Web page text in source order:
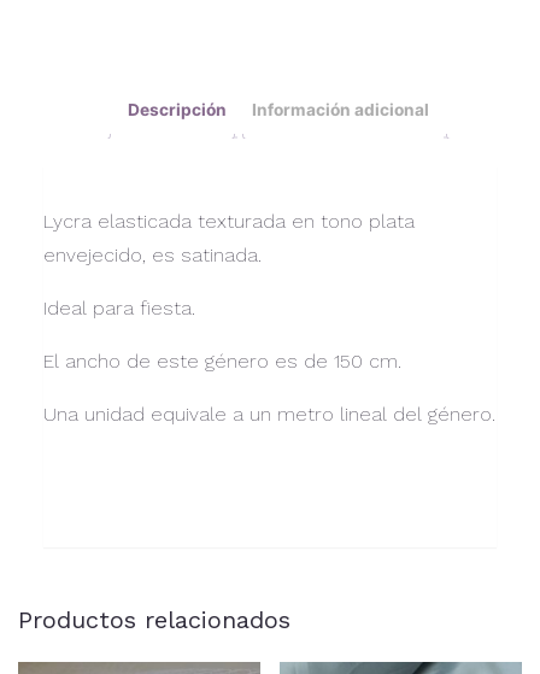
Descripción Información adicional
Lycra elasticada texturada en tono plata
envejecido, es satinada.
Ideal para fiesta.
El ancho de este género es de 150 cm.
Una unidad equivale a un metro lineal del género.
Productos relacionados